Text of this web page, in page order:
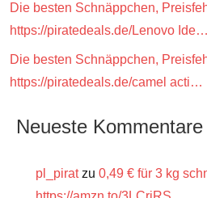
Die besten Schnäppchen,
https://piratedeals.de/Lenovo Ide…
Die besten Schnäppchen,
https://piratedeals.de/camel acti…
Neueste Kommentare
pl_piratzu 0,49 € für 3 kg